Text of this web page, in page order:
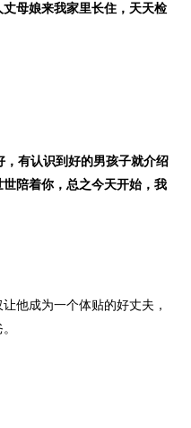
母娘来我家里长住，天天检
，有认识到好的男孩子就介绍
陪着你，总之今天开始，我
他成为一个体贴的好丈夫，